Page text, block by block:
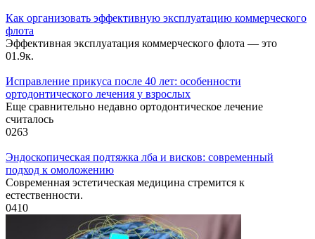
Как организовать эффективную эксплуатацию коммерческого
флота
Эффективная эксплуатация коммерческого флота — это
01.9к.
Исправление прикуса после 40 лет: особенности
ортодонтического лечения у взрослых
Еще сравнительно недавно ортодонтическое лечение
считалось
0263
Эндоскопическая подтяжка лба и висков: современный
подход к омоложению
Современная эстетическая медицина стремится к
естественности.
0410